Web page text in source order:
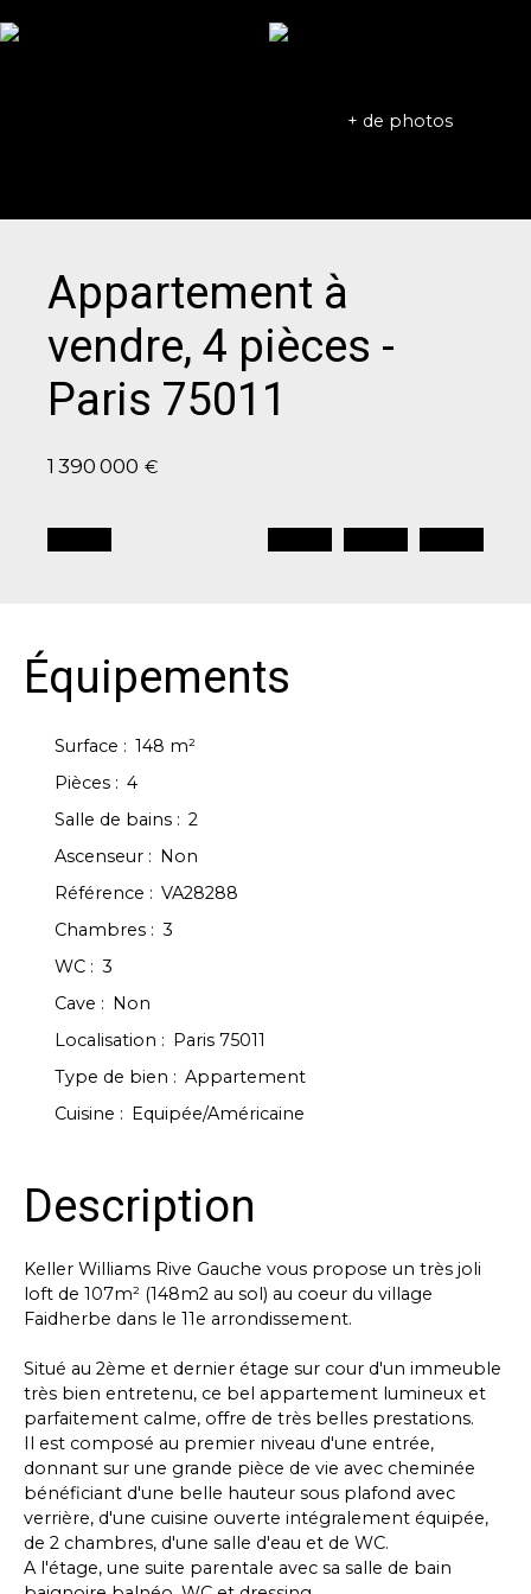
+ de photos
Appartement à
vendre, 4 pièces -
Paris 75011
1 390 000 €
Équipements
Surface : 148 m²
Pièces : 4
Salle de bains : 2
Ascenseur :
Non
Référence : VA28288
Chambres : 3
WC : 3
Cave :
Non
Localisation :
Paris 75011
Type de bien : Appartement
Cuisine : Equipée/Américaine
Description
Keller Williams Rive Gauche vous propose un très joli
loft de 107m² (148m2 au sol) au coeur du village
Faidherbe dans le 11e arrondissement.
Situé au 2ème et dernier étage sur cour d'un immeuble
très bien entretenu, ce bel appartement lumineux et
parfaitement calme, offre de très belles prestations.
Il est composé au premier niveau d'une entrée,
donnant sur une grande pièce de vie avec cheminée
bénéficiant d'une belle hauteur sous plafond avec
verrière, d'une cuisine ouverte intégralement équipée,
de 2 chambres, d'une salle d'eau et de WC.
A l'étage, une suite parentale avec sa salle de bain